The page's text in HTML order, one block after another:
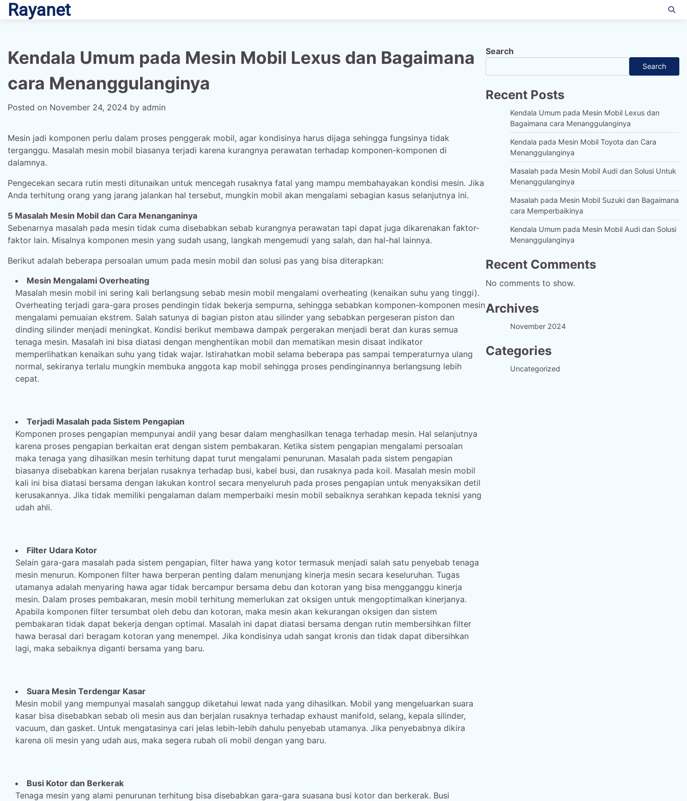
Skip
toRayanet
Kendala Umum pada Mesin Mobil Lexus dan Bagaimana
cara Menanggulanginya
Posted on November 24, 2024 by admin
Mesin jadi komponen perlu dalam proses penggerak mobil, agar kondisinya harus dijaga sehingga fungsinya tidak
terganggu. Masalah mesin mobil biasanya terjadi karena kurangnya perawatan terhadap komponen-komponen di
dalamnya.
Pengecekan secara rutin mesti ditunaikan untuk mencegah rusaknya fatal yang mampu membahayakan kondisi mesin. Jika
Anda terhitung orang yang jarang jalankan hal tersebut, mungkin mobil akan mengalami sebagian kasus selanjutnya ini.
5 Masalah Mesin Mobil dan Cara Menanganinya
Sebenarnya masalah pada mesin tidak cuma disebabkan sebab kurangnya perawatan tapi dapat juga dikarenakan faktor-
faktor lain. Misalnya komponen mesin yang sudah usang, langkah mengemudi yang salah, dan hal-hal lainnya.
Berikut adalah beberapa persoalan umum pada mesin mobil dan solusi pas yang bisa diterapkan:
Mesin Mengalami Overheating
Masalah mesin mobil ini sering kali berlangsung sebab mesin mobil mengalami overheating (kenaikan suhu yang tinggi).
Overheating terjadi gara-gara proses pendingin tidak bekerja sempurna, sehingga sebabkan komponen-komponen mesin
mengalami pemuaian ekstrem. Salah satunya di bagian piston atau silinder yang sebabkan pergeseran piston dan
dinding silinder menjadi meningkat. Kondisi berikut membawa dampak pergerakan menjadi berat dan kuras semua
tenaga mesin. Masalah ini bisa diatasi dengan menghentikan mobil dan mematikan mesin disaat indikator
memperlihatkan kenaikan suhu yang tidak wajar. Istirahatkan mobil selama beberapa pas sampai temperaturnya ulang
normal, sekiranya terlalu mungkin membuka anggota kap mobil sehingga proses pendinginannya berlangsung lebih
cepat.
Terjadi Masalah pada Sistem Pengapian
Komponen proses pengapian mempunyai andil yang besar dalam menghasilkan tenaga terhadap mesin. Hal selanjutnya
karena proses pengapian berkaitan erat dengan sistem pembakaran. Ketika sistem pengapian mengalami persoalan
maka tenaga yang dihasilkan mesin terhitung dapat turut mengalami penurunan. Masalah pada sistem pengapian
biasanya disebabkan karena berjalan rusaknya terhadap busi, kabel busi, dan rusaknya pada koil. Masalah mesin mobil
kali ini bisa diatasi bersama dengan lakukan kontrol secara menyeluruh pada proses pengapian untuk menyaksikan detil
kerusakannya. Jika tidak memiliki pengalaman dalam memperbaiki mesin mobil sebaiknya serahkan kepada teknisi yang
udah ahli.
Filter Udara Kotor
Selain gara-gara masalah pada sistem pengapian, filter hawa yang kotor termasuk menjadi salah satu penyebab tenaga
mesin menurun. Komponen filter hawa berperan penting dalam menunjang kinerja mesin secara keseluruhan. Tugas
utamanya adalah menyaring hawa agar tidak bercampur bersama debu dan kotoran yang bisa mengganggu kinerja
mesin. Dalam proses pembakaran, mesin mobil terhitung memerlukan zat oksigen untuk mengoptimalkan kinerjanya.
Apabila komponen filter tersumbat oleh debu dan kotoran, maka mesin akan kekurangan oksigen dan sistem
pembakaran tidak dapat bekerja dengan optimal. Masalah ini dapat diatasi bersama dengan rutin membersihkan filter
hawa berasal dari beragam kotoran yang menempel. Jika kondisinya udah sangat kronis dan tidak dapat dibersihkan
lagi, maka sebaiknya diganti bersama yang baru.
Suara Mesin Terdengar Kasar
Mesin mobil yang mempunyai masalah sanggup diketahui lewat nada yang dihasilkan. Mobil yang mengeluarkan suara
kasar bisa disebabkan sebab oli mesin aus dan berjalan rusaknya terhadap exhaust manifold, selang, kepala silinder,
vacuum, dan gasket. Untuk mengatasinya cari jelas lebih-lebih dahulu penyebab utamanya. Jika penyebabnya dikira
karena oli mesin yang udah aus, maka segera rubah oli mobil dengan yang baru.
Busi Kotor dan Berkerak
Tenaga mesin yang alami penurunan terhitung bisa disebabkan gara-gara suasana busi kotor dan berkerak. Busi
Search
Search
Recent Posts
Kendala Umum pada Mesin Mobil Lexus dan
Bagaimana cara Menanggulanginya
Kendala pada Mesin Mobil Toyota dan Cara
Menanggulanginya
Masalah pada Mesin Mobil Audi dan Solusi Untuk
Menanggulanginya
Masalah pada Mesin Mobil Suzuki dan Bagaimana
cara Memperbaikinya
Kendala Umum pada Mesin Mobil Audi dan Solusi
Menanggulanginya
Recent Comments
No comments to show.
Archives
November 2024
Categories
Uncategorized